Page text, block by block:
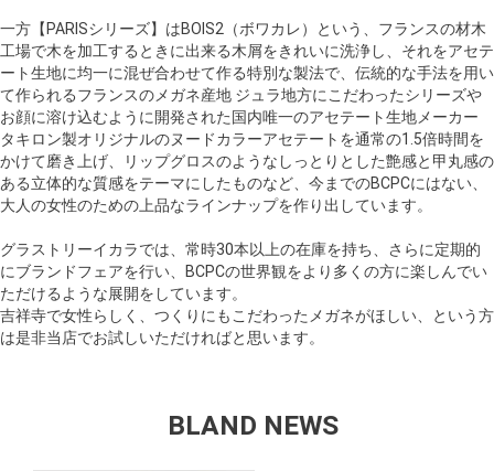
一方【PARISシリーズ】はBOIS2（ボワカレ）という、フランスの材木
工場で木を加工するときに出来る木屑をきれいに洗浄し、それをアセテ
ート生地に均一に混ぜ合わせて作る特別な製法で、伝統的な手法を用い
て作られるフランスのメガネ産地 ジュラ地方にこだわったシリーズや
お顔に溶け込むように開発された国内唯一のアセテート生地メーカー
タキロン製オリジナルのヌードカラーアセテートを通常の1.5倍時間を
かけて磨き上げ、リップグロスのようなしっとりとした艶感と甲丸感の
ある立体的な質感をテーマにしたものなど、今までのBCPCにはない、
大人の女性のための上品なラインナップを作り出しています。
グラストリーイカラでは、常時30本以上の在庫を持ち、さらに定期的
にブランドフェアを行い、BCPCの世界観をより多くの方に楽しんでい
ただけるような展開をしています。
吉祥寺で女性らしく、つくりにもこだわったメガネがほしい、という方
は是非当店でお試しいただければと思います。
BLAND NEWS